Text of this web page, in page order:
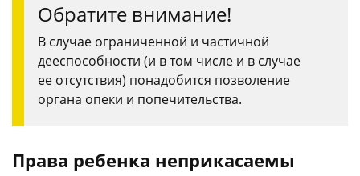
Обратите внимание!
В случае ограниченной и частичной
дееспособности (и в том числе и в случае
ее отсутствия) понадобится позволение
органа опеки и попечительства.
Права ребенка неприкасаемы